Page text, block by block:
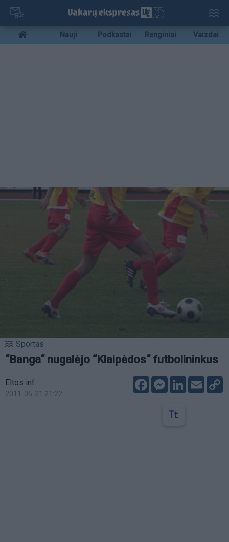
Pereiti
pagrindinį
turinį
Mobile
menu
Nauji Podkastai Renginiai Vaizdai
Sportas
“Banga“ nugalėjo “Klaipėdos“ futbolininkus
Eltos inf.
2011-05-21 21:22
FacebookMessenger
LinkedIn
Email